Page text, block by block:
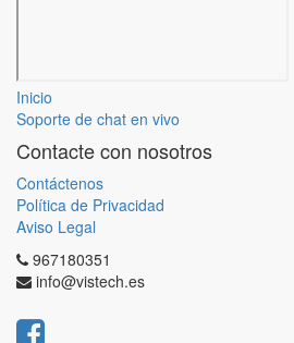
Inicio
Soporte de chat en vivo
Contacte con nosotros
Contáctenos
Política de Privacidad
Aviso Legal
967180351
info@vistech.es